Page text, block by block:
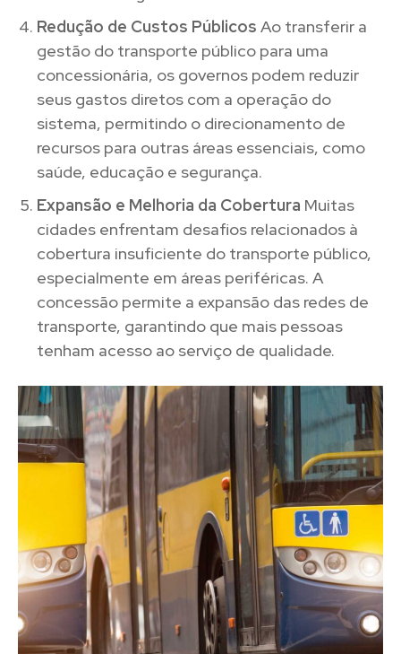
Redução de Custos Públicos Ao transferir a
gestão do transporte público para uma
concessionária, os governos podem reduzir
seus gastos diretos com a operação do
sistema, permitindo o direcionamento de
recursos para outras áreas essenciais, como
saúde, educação e segurança.
Expansão e Melhoria da Cobertura Muitas
cidades enfrentam desafios relacionados à
cobertura insuficiente do transporte público,
especialmente em áreas periféricas. A
concessão permite a expansão das redes de
transporte, garantindo que mais pessoas
tenham acesso ao serviço de qualidade.